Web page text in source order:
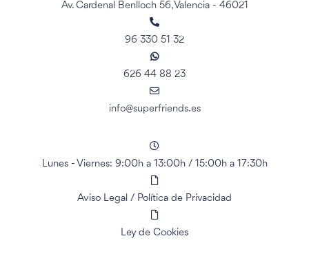
Av. Cardenal Benlloch 56, Valencia - 46021
96 330 51 32
626 44 88 23
info@superfriends.es
Lunes - Viernes: 9:00h a 13:00h / 15:00h a 17:30h
Aviso Legal / Política de Privacidad
Ley de Cookies